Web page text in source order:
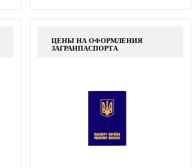
ЦЕНЫ НА ОФОРМЛЕНИЯ
ЗАГРАНПАСПОРТА